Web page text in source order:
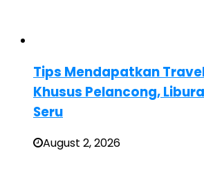
Tips Mendapatkan
Khusus Pelancong,
Seru
August 2, 2026